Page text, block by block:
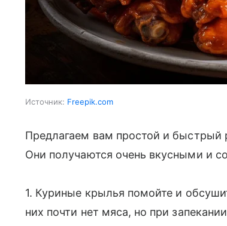
Источник: Freepik.com
Предлагаем вам простой и
Они получаются очень вкусными и
1. Куриные крылья помойте и
них почти нет мяса, но при